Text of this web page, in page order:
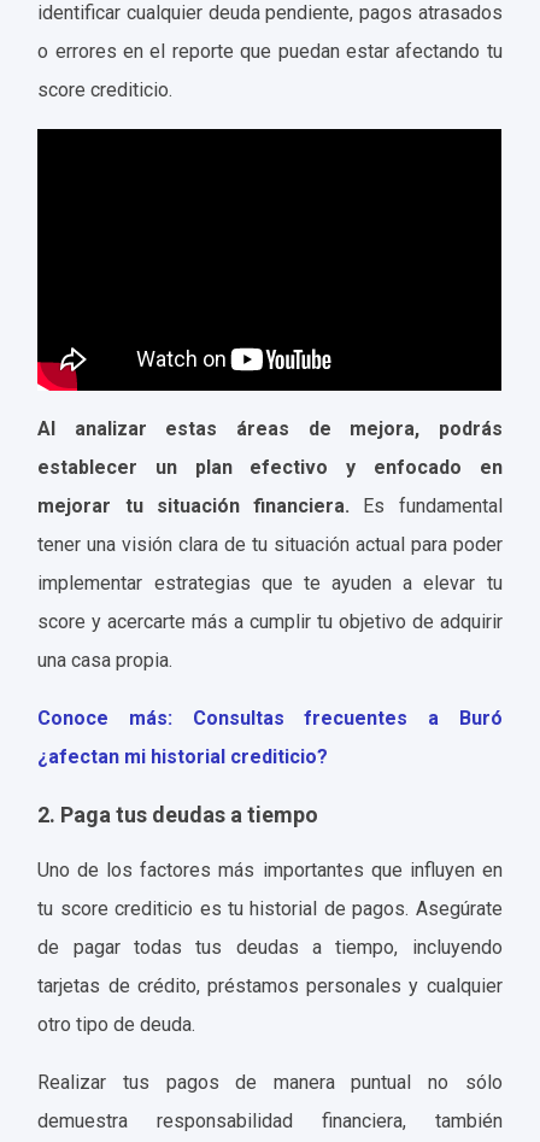
identificar cualquier deuda pendiente, pagos atrasados
o errores en el reporte que puedan estar afectando tu
score crediticio.
Al analizar estas áreas de mejora, podrás
establecer un plan efectivo y enfocado en
mejorar tu situación financiera. Es fundamental
tener una visión clara de tu situación actual para poder
implementar estrategias que te ayuden a elevar tu
score y acercarte más a cumplir tu objetivo de adquirir
una casa propia.
Conoce más: Consultas frecuentes a Buró
¿afectan mi historial crediticio?
2. Paga tus deudas a tiempo
Uno de los factores más importantes que influyen en
tu score crediticio es tu historial de pagos. Asegúrate
de pagar todas tus deudas a tiempo, incluyendo
tarjetas de crédito, préstamos personales y cualquier
otro tipo de deuda.
Realizar tus pagos de manera puntual no sólo
demuestra responsabilidad financiera, también